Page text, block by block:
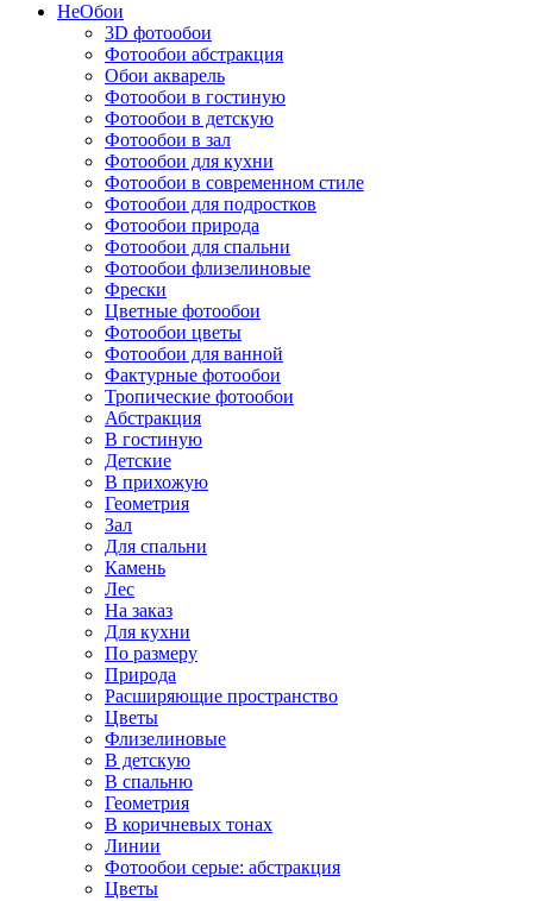
НеОбои
3D фотообои
Фотообои абстракция
Обои акварель
Фотообои в гостиную
Фотообои в детскую
Фотообои в зал
Фотообои для кухни
Фотообои в современном стиле
Фотообои для подростков
Фотообои природа
Фотообои для спальни
Фотообои флизелиновые
Фрески
Цветные фотообои
Фотообои цветы
Фотообои для ванной
Фактурные фотообои
Тропические фотообои
Абстракция
В гостиную
Детские
В прихожую
Геометрия
Зал
Для спальни
Камень
Лес
На заказ
Для кухни
По размеру
Природа
Расширяющие пространство
Цветы
Флизелиновые
В детскую
В спальню
Геометрия
В коричневых тонах
Линии
Фотообои серые: абстракция
Цветы